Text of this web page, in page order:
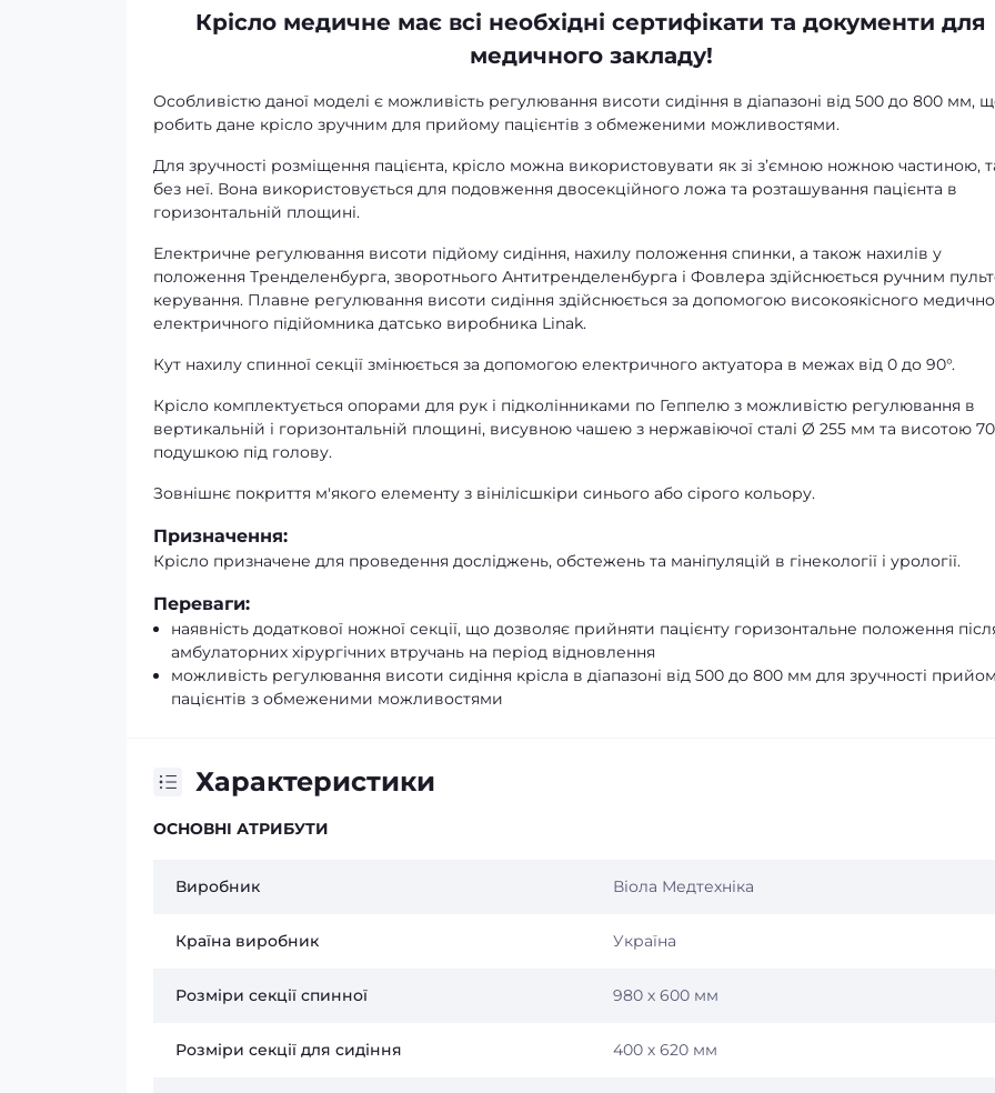
Крісло медичне має всі необхідні сертифікати та документи для
медичного закладу!
Особливістю даної моделі є можливість регулювання висоти сидіння в діапазоні від 500 до 800 мм,
робить дане крісло зручним для прийому пацієнтів з обмеженими можливостями.
Для зручності розміщення пацієнта, крісло можна використовувати як зі з’ємною ножною частиною,
без неї. Вона використовується для подовження двосекційного ложа та розташування пацієнта в
горизонтальній площині.
Електричне регулювання висоти підйому сидіння, нахилу положення спинки, а також нахилів у
положення Тренделенбурга, зворотнього Антитренделенбурга і Фовлера здійснюється ручним
керування. Плавне регулювання висоти сидіння здійснюється за допомогою високоякісного
електричного підійомника датсько виробника Linak.
Кут нахилу спинної секції змінюється за допомогою електричного актуатора в межах від 0 до 90°.
Крісло комплектується опорами для рук і підколінниками по Геппелю з можливістю регулювання в
вертикальній і горизонтальній площині, висувною чашею з нержавіючої сталі Ø 255 мм та висотою
подушкою під голову.
Зовнішнє покриття м'якого елементу з вінілісшкіри синього або сірого кольору.
Призначення:
Крісло призначене для проведення досліджень, обстежень та маніпуляцій в гінекології і урології.
Переваги:
наявність додаткової ножної секції, що дозволяє прийняти пацієнту горизонтальне положення
амбулаторних хірургічних втручань на період відновлення
можливість регулювання висоти сидіння крісла в діапазоні від 500 до 800 мм для зручності
пацієнтів з обмеженими можливостями
Характеристики
ОСНОВНІ АТРИБУТИ
Виробник Віола Медтехніка
Країна виробник Україна
Розміри секції спинної 980 х 600 мм
Розміри секції для сидіння 400 х 620 мм